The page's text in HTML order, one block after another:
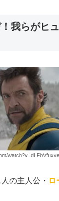
我らがヒ
の主人公・ ロ